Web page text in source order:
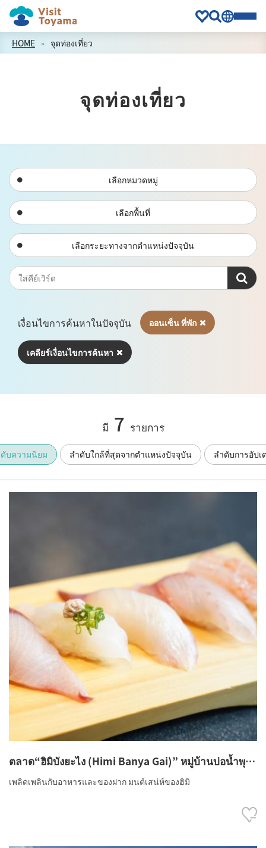
HOME จุดท่องเที่ยว
จุดท่องเที่ยว
เลือกหมวดหมู่
เลือกพื้นที่
เลือกระยะทางจากตำแหน่งปัจจุบัน
เงื่อนไขการค้นหาในปัจจุบัน ออนเซ็น ที่พัก
เคลียร์เงื่อนไขการค้นหา
มี 7 รายการ
บความนิยม ลำดับใกล้ที่สุดจากตำแหน่งปัจจุบัน ลำดับการอัปเ
ตลาด“ฮิมิบังยะไง (Himi Banya Gai)” หมู่บ้านบ่อน้ำพุ
ร้อนฮิมิ “โซยุ (Soyu)”
เพลิดเพลินกับอาหารและของฝาก มนต์เสน่ห์ของฮิมิ